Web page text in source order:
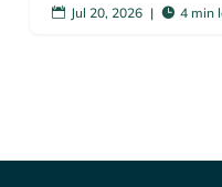
 Jul 20, 2026 |  4 min